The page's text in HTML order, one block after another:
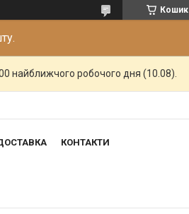
Кошик
найближчого робочого дня (10.08).
КОНТАКТИ